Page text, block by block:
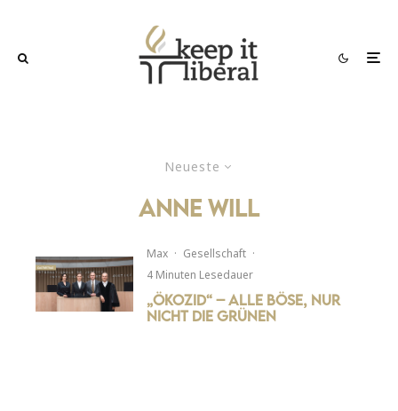
Neueste
anne will
Max · Gesellschaft ·
4 Minuten Lesedauer
„Ökozid“ – alle böse, nur
nicht die Grünen